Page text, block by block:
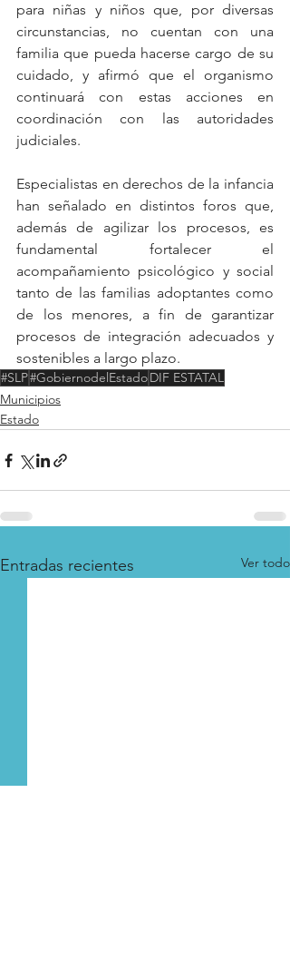
para niñas y niños que, por diversas
circunstancias, no cuentan con una
familia que pueda hacerse cargo de su
cuidado, y afirmó que el organismo
continuará con estas acciones en
coordinación con las autoridades
judiciales.
Especialistas en derechos de la infancia
han señalado en distintos foros que,
además de agilizar los procesos, es
fundamental fortalecer el
acompañamiento psicológico y social
tanto de las familias adoptantes como
de los menores, a fin de garantizar
procesos de integración adecuados y
sostenibles a largo plazo.
#SLP#GobiernodelEstadoDIF ESTATAL
Municipios
Estado
Entradas recientes Ver todo